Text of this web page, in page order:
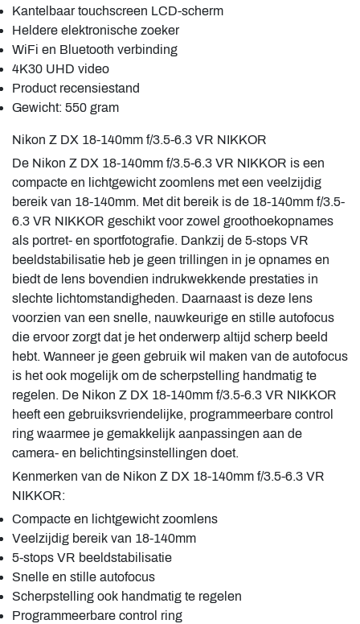
Kantelbaar touchscreen LCD-scherm
Heldere elektronische zoeker
WiFi en Bluetooth verbinding
4K30 UHD video
Product recensiestand
Gewicht: 550 gram
Nikon Z DX 18-140mm f/3.5-6.3 VR NIKKOR
De Nikon Z DX 18-140mm f/3.5-6.3 VR NIKKOR is een
compacte en lichtgewicht zoomlens met een veelzijdig
bereik van 18-140mm. Met dit bereik is de 18-140mm f/3.5-
6.3 VR NIKKOR geschikt voor zowel groothoekopnames
als portret- en sportfotografie. Dankzij de 5-stops VR
beeldstabilisatie heb je geen trillingen in je opnames en
biedt de lens bovendien indrukwekkende prestaties in
slechte lichtomstandigheden. Daarnaast is deze lens
voorzien van een snelle, nauwkeurige en stille autofocus
die ervoor zorgt dat je het onderwerp altijd scherp beeld
hebt. Wanneer je geen gebruik wil maken van de autofocus
is het ook mogelijk om de scherpstelling handmatig te
regelen. De Nikon Z DX 18-140mm f/3.5-6.3 VR NIKKOR
heeft een gebruiksvriendelijke, programmeerbare control
ring waarmee je gemakkelijk aanpassingen aan de
camera- en belichtingsinstellingen doet.
Kenmerken van de Nikon Z DX 18-140mm f/3.5-6.3 VR
NIKKOR:
Compacte en lichtgewicht zoomlens
Veelzijdig bereik van 18-140mm
5-stops VR beeldstabilisatie
Snelle en stille autofocus
Scherpstelling ook handmatig te regelen
Programmeerbare control ring